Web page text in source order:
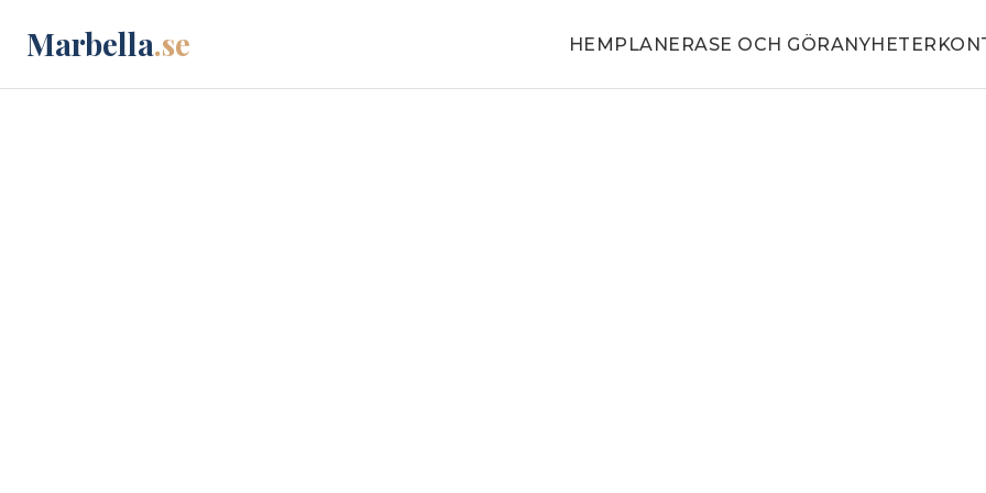
Marbella.se HEM PLANERASE OCH GÖRANYHETER